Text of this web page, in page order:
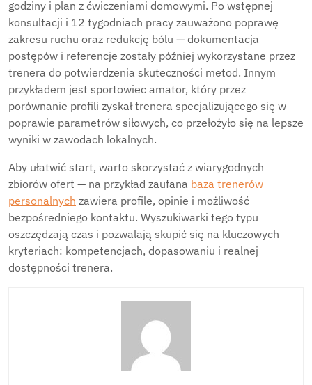
godziny i plan z ćwiczeniami domowymi. Po wstępnej
konsultacji i 12 tygodniach pracy zauważono poprawę
zakresu ruchu oraz redukcję bólu — dokumentacja
postępów i referencje zostały później wykorzystane przez
trenera do potwierdzenia skuteczności metod. Innym
przykładem jest sportowiec amator, który przez
porównanie profili zyskał trenera specjalizującego się w
poprawie parametrów siłowych, co przełożyło się na lepsze
wyniki w zawodach lokalnych.
Aby ułatwić start, warto skorzystać z wiarygodnych
zbiorów ofert — na przykład zaufana baza trenerów
personalnych zawiera profile, opinie i możliwość
bezpośredniego kontaktu. Wyszukiwarki tego typu
oszczędzają czas i pozwalają skupić się na kluczowych
kryteriach: kompetencjach, dopasowaniu i realnej
dostępności trenera.